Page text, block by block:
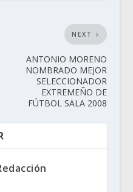
NEXT
ANTONIO MORENO
NOMBRADO MEJOR
SELECCIONADOR
EXTREMEÑO DE
FÚTBOL SALA 2008